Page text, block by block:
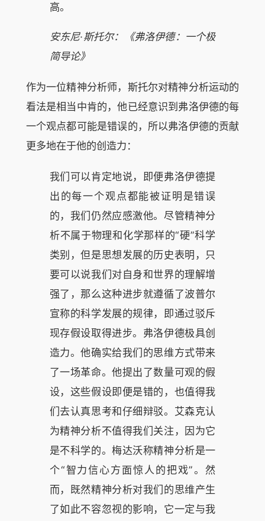
高。
安东尼·斯托尔：《弗洛伊德：一个极
简导论》
作为一位精神分析师，斯托尔对精神分析运动的
看法是相当中肯的，他已经意识到弗洛伊德的每
一个观点都可能是错误的，所以弗洛伊德的贡献
更多地在于他的创造力：
我们可以肯定地说，即便弗洛伊德提
出的每一个观点都能被证明是错误
的，我们仍然应感激他。尽管精神分
析不属于物理和化学那样的“硬”科学
类别，但是思想发展的历史表明，只
要可以说我们对自身和世界的理解增
强了，那么这种进步就遵循了波普尔
宣称的科学发展的规律，即通过驳斥
现存假设取得进步。弗洛伊德极具创
造力。他确实给我们的思维方式带来
了一场革命。他提出了数量可观的假
设，这些假设即便是错的，也值得我
们去认真思考和仔细辩驳。艾森克认
为精神分析不值得我们关注，因为它
是不科学的。梅达沃称精神分析是一
个“智力信心方面惊人的把戏”。然
而，既然精神分析对我们的思维产生
了如此不容忽视的影响，它一定与我